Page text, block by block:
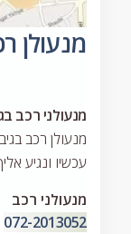
מנעולן
מנעולני רכב
מנעולן רכב
עכשיו ונגיע
מנעולני רכב
072-2013052